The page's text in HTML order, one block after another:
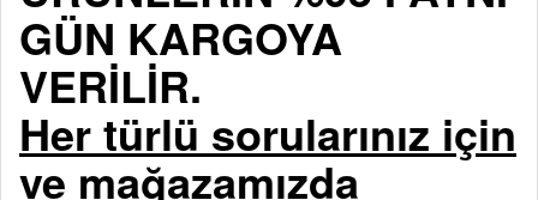
GÜN KARGOYA
VERİLİR.
Her türlü sorularınız için
ve mağazamızda